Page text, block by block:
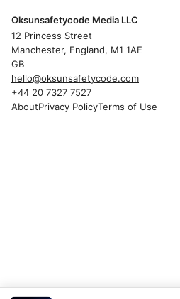
Oksunsafetycode Media LLC
12 Princess Street
Manchester, England, M1 1AE
GB
hello@oksunsafetycode.com
+44 20 7327 7527
AboutPrivacy PolicyTerms of Use